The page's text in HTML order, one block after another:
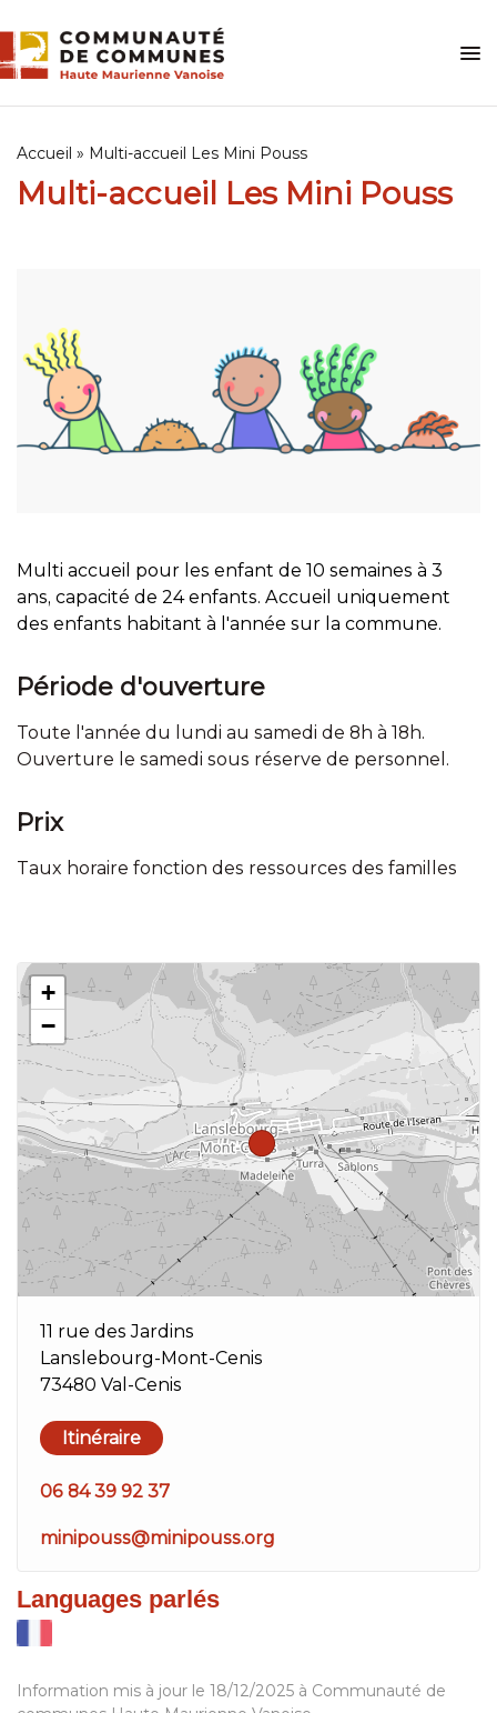
to
content
Accueil » Multi-accueil Les Mini Pouss
Multi-accueil Les Mini Pouss
Multi accueil pour les enfant de 10 semaines à 3
ans, capacité de 24 enfants. Accueil uniquement
des enfants habitant à l'année sur la commune.
Période d'ouverture
Toute l'année du lundi au samedi de 8h à 18h.
Ouverture le samedi sous réserve de personnel.
Prix
Taux horaire fonction des ressources des familles
+
−
11 rue des Jardins
Lanslebourg-Mont-Cenis
73480 Val-Cenis
Itinéraire
06 84 39 92 37
minipouss@minipouss.org
Languages parlés
Information mis à jour le 18/12/2025 à Communauté de